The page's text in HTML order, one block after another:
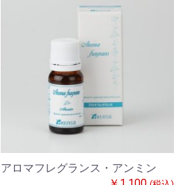
アロマフレグランス・アンミン